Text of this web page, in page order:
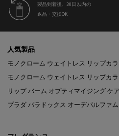
製品到着後、30日以内の
返品・交換OK
人気製品
モノクローム ウェイトレス リップカ
モノクローム ウェイトレス リップカラ
リップ バーム オプティマイジング ケア
プラダ パラドックス オーデパルファム